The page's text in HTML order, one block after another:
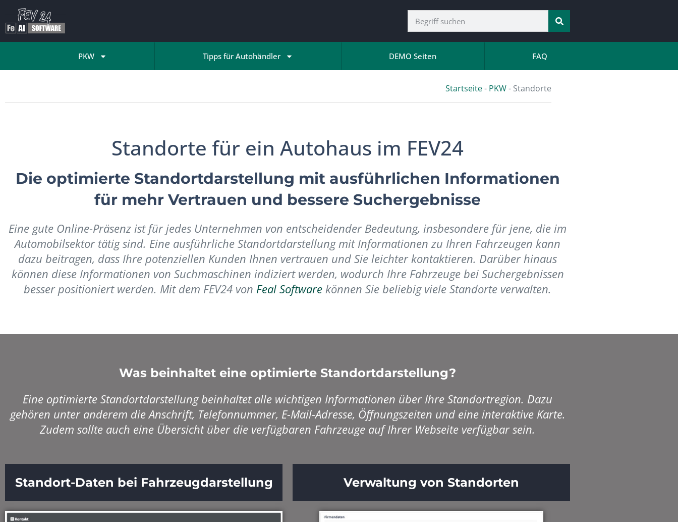
PKW Tipps für Autohändler DEMO Seiten FAQ
Startseite- PKW- Standorte
Standorte für ein Autohaus im FEV24
Die optimierte Standortdarstellung mit ausführlichen Informationen
für mehr Vertrauen und bessere Suchergebnisse
Eine gute Online-Präsenz ist für jedes Unternehmen von entscheidender Bedeutung, insbesondere für jene, die im
Automobilsektor tätig sind. Eine ausführliche Standortdarstellung mit Informationen zu Ihren Fahrzeugen kann
dazu beitragen, dass Ihre potenziellen Kunden Ihnen vertrauen und Sie leichter kontaktieren. Darüber hinaus
können diese Informationen von Suchmaschinen indiziert werden, wodurch Ihre Fahrzeuge bei Suchergebnissen
besser positioniert werden. Mit dem FEV24 von Feal Software können Sie beliebig viele Standorte verwalten.
Was beinhaltet eine optimierte Standortdarstellung?
Eine optimierte Standortdarstellung beinhaltet alle wichtigen Informationen über Ihre Standortregion. Dazu
gehören unter anderem die Anschrift, Telefonnummer, E-Mail-Adresse, Öffnungszeiten und eine interaktive Karte.
Zudem sollte auch eine Übersicht über die verfügbaren Fahrzeuge auf Ihrer Webseite verfügbar sein.
Standort-Daten bei Fahrzeugdarstellung Verwaltung von Standorten